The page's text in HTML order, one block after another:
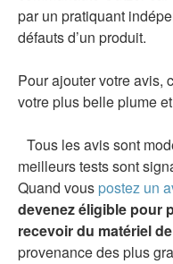
par un pratiquant
défauts d’un produit.
Pour ajouter votre avis,
votre plus belle plume
Tous les avis sont
meilleurs tests sont
Quand vous postez un
devenez éligible pour
recevoir du matériel
provenance des plus